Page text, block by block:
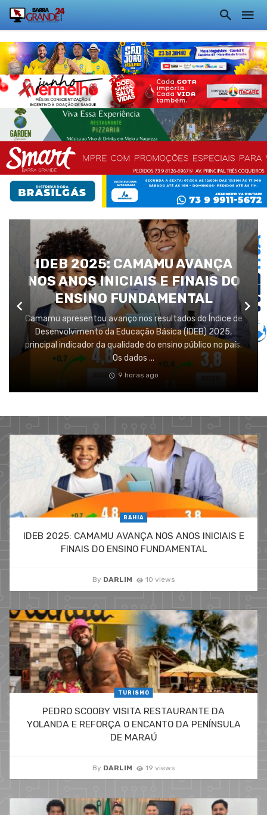
IDEB 2025: CAMAMU AVANÇA
NOS ANOS INICIAIS E FINAIS DO
ENSINO FUNDAMENTAL
Camamu apresentou avanço nos resultados do Índice de
Desenvolvimento da Educação Básica (IDEB) 2025,
principal indicador da qualidade do ensino público no país.
Os dados ...
9 horas ago
BAHIA
IDEB 2025: CAMAMU AVANÇA NOS ANOS INICIAIS E
FINAIS DO ENSINO FUNDAMENTAL
By DARLIM 10 views
TURISMO
PEDRO SCOOBY VISITA RESTAURANTE DA
YOLANDA E REFORÇA O ENCANTO DA PENÍNSULA
DE MARAÚ
By DARLIM 19 views